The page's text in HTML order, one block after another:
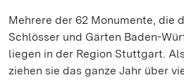
Mehrere der 62 Monumente, die
Schlösser und Gärten Baden-
liegen in der Region Stuttgart.
ziehen sie das ganze Jahr über